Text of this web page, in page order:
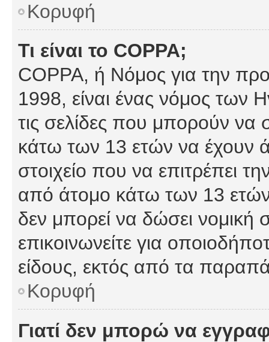
Κορυφή
Τι είναι το COPPA;
COPPA, ή Νόμος για την
1998, είναι ένας νόμος των
τις σελίδες που μπορούν να
κάτω των 13 ετών να έχουν
στοιχείο που να επιτρέπει
από άτομο κάτω των 13
δεν μπορεί να δώσει νομική
επικοινωνείτε για
είδους, εκτός από τα
Κορυφή
Γιατί δεν μπορώ να